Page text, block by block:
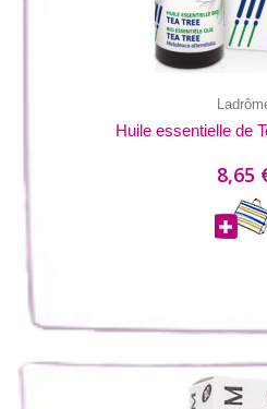
Huile essentielle de
8,65